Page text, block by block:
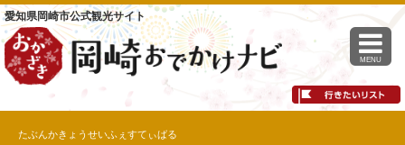
愛知県岡崎市公式観光サイト
MENU
たぶんかきょうせいふぇすてぃばる